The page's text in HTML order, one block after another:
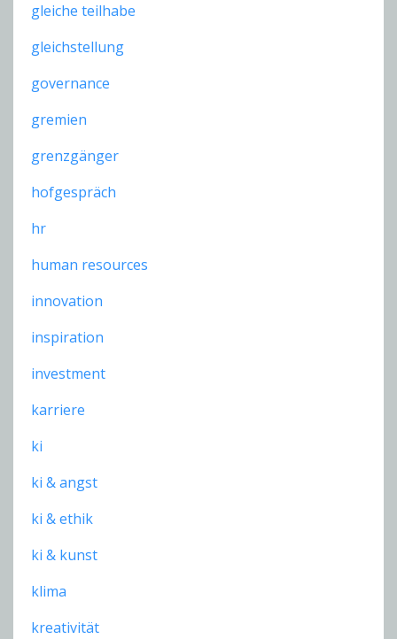
gleiche teilhabe
gleichstellung
governance
gremien
grenzgänger
hofgespräch
hr
human resources
innovation
inspiration
investment
karriere
ki
ki & angst
ki & ethik
ki & kunst
klima
kreativität